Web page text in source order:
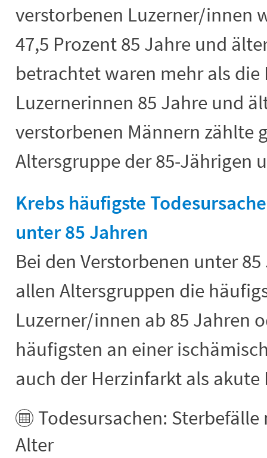
verstorbenen Luzerner/innen
47,5 Prozent 85 Jahre und
betrachtet waren mehr als
Luzernerinnen 85 Jahre und
verstorbenen Männern zählte
Altersgruppe der 85-Jährigen
Krebs häufigste
unter 85 Jahren
Bei den Verstorbenen unter
allen Altersgruppen die
Luzerner/innen ab 85 Jahren
häufigsten an einer
auch der Herzinfarkt als akute
Todesursachen:
Alter